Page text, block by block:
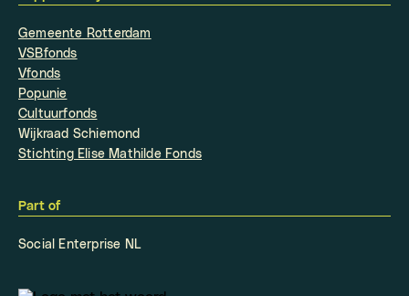
Gemeente Rotterdam
VSBfonds
Vfonds
Popunie
Cultuurfonds
Wijkraad Schiemond
Stichting Elise Mathilde Fonds
Part of
Social Enterprise NL